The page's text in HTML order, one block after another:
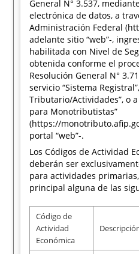
General N° 3.537,
electrónica de datos, a
Administración Federal
adelante sitio “web”-,
habilitada con Nivel de
obtenida conforme el
Resolución General N°
servicio “Sistema
Tributario/Actividades”, o
para Monotributistas”
(https://
portal “web”-.
Los Códigos de Actividad
deberán ser
para actividades
principal alguna de las
Código de
Actividad
Económica